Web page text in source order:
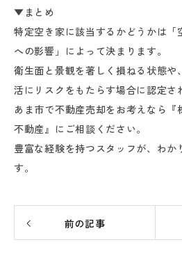
▼まとめ
特定空き家に該当するかどうかは「
への影響」によって決まります。
衛生面と景観を著しく損ねる状態や
活にリスクをもたらす場合に認定さ
あま市で不動産売却をお考えなら『
不動産』にご相談ください。
豊富な経験を持つスタッフが、わか
す。
前の記事